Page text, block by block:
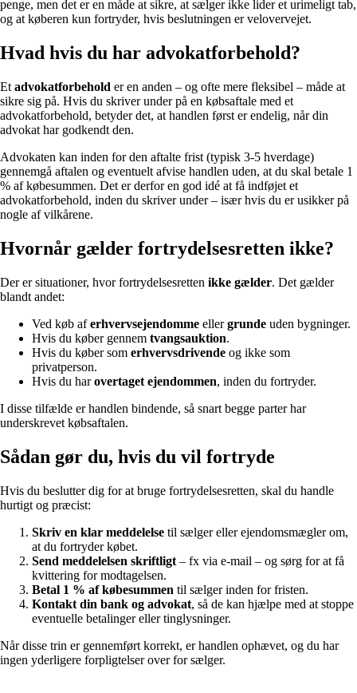
penge, men det er en måde at sikre, at sælger ikke lider et urimeligt tab,
og at køberen kun fortryder, hvis beslutningen er velovervejet.
Hvad hvis du har advokatforbehold?
Et advokatforbehold er en anden – og ofte mere fleksibel – måde at
sikre sig på. Hvis du skriver under på en købsaftale med et
advokatforbehold, betyder det, at handlen først er endelig, når din
advokat har godkendt den.
Advokaten kan inden for den aftalte frist (typisk 3-5 hverdage)
gennemgå aftalen og eventuelt afvise handlen uden, at du skal betale 1
% af købesummen. Det er derfor en god idé at få indføjet et
advokatforbehold, inden du skriver under – især hvis du er usikker på
nogle af vilkårene.
Hvornår gælder fortrydelsesretten ikke?
Der er situationer, hvor fortrydelsesretten ikke gælder. Det gælder
blandt andet:
Ved køb aferhvervsejendomme ellergrunde uden bygninger.
Hvis du køber gennem tvangsauktion.
Hvis du køber som erhvervsdrivende og ikke som
privatperson.
Hvis du harovertaget ejendommen, inden du fortryder.
I disse tilfælde er handlen bindende, så snart begge parter har
underskrevet købsaftalen.
Sådan gør du, hvis du vil fortryde
Hvis du beslutter dig for at bruge fortrydelsesretten, skal du handle
hurtigt og præcist:
Skriv en klar meddelelse til sælger eller ejendomsmægler om,
at du fortryder købet.
Send meddelelsen skriftligt – fx via e-mail – og sørg for at få
kvittering for modtagelsen.
Betal 1 % af købesummen til sælger inden for fristen.
Kontakt din bank og advokat, så de kan hjælpe med at stoppe
eventuelle betalinger eller tinglysninger.
Når disse trin er gennemført korrekt, er handlen ophævet, og du har
ingen yderligere forpligtelser over for sælger.